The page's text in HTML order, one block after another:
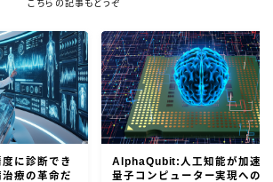
こちらの記事もどうぞ
に診断でき
療の革命だ
AlphaQubit:人工知能が加速
量子コンピューター実現への道